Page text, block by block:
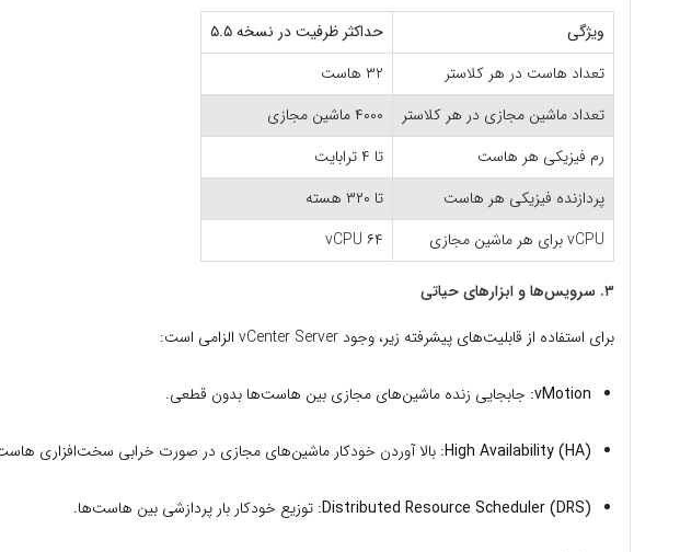
ویژگی
حداکثر ظرفیت در نسخه ۵.۵
تعداد هاست در هر کلاستر
۳۲ هاست
تعداد ماشین مجازی در هر کلاستر
۴۰۰۰ ماشین مجازی
رم فیزیکی هر هاست
تا ۴ ترابایت
پردازنده فیزیکی هر هاست
تا ۳۲۰ هسته
vCPU برای هر ماشین مجازی
۶۴ vCPU
۳. سرویس‌ها و ابزارهای حیاتی
برای استفاده از قابلیت‌های پیشرفته زیر، وجود vCenter Server الزامی است:
vMotion: جابجایی زنده ماشین‌های مجازی بین هاست‌ها بدون قطعی.
High Availability (HA): بالا آوردن خودکار ماشین‌های مجازی در صورت خرابی سخت‌افزاری
Distributed Resource Scheduler (DRS): توزیع خودکار بار پردازشی بین هاست‌ها.